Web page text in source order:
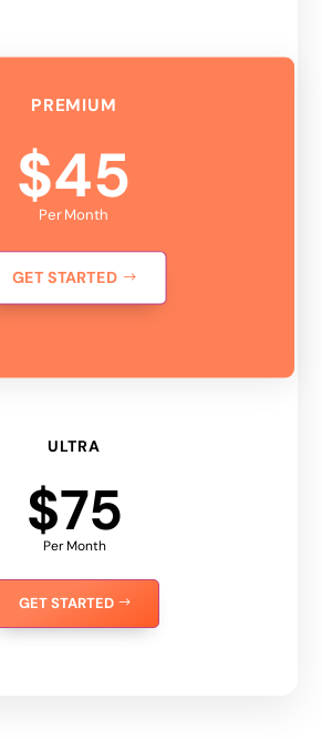
PREMIUM
$45
Per Month
GET STARTED
ULTRA
$75
Per Month
GET STARTED